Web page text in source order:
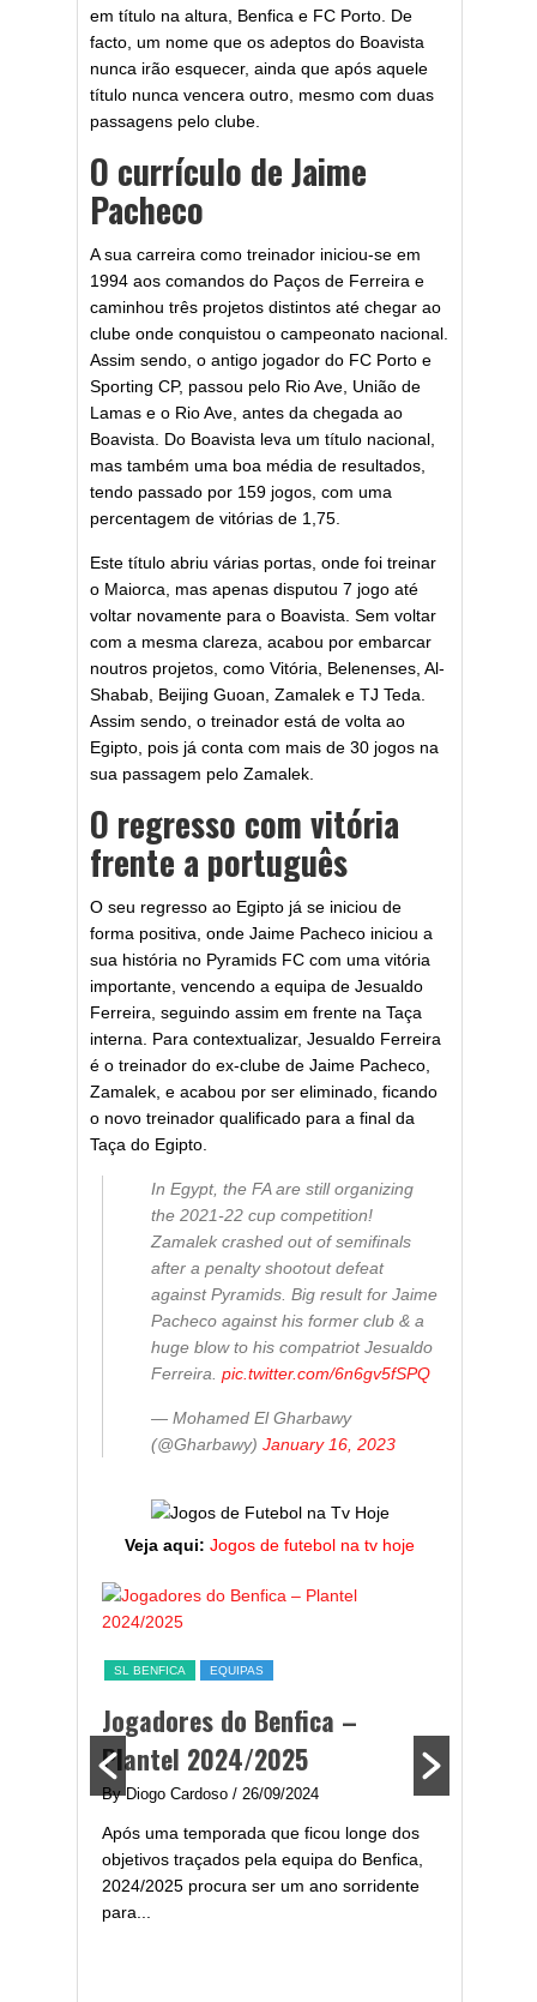
em título na altura, Benfica e FC Porto. De
facto, um nome que os adeptos do Boavista
nunca irão esquecer, ainda que após aquele
título nunca vencera outro, mesmo com duas
passagens pelo clube.
O currículo de Jaime
Pacheco
A sua carreira como treinador iniciou-se em
1994 aos comandos do Paços de Ferreira e
caminhou três projetos distintos até chegar ao
clube onde conquistou o campeonato nacional.
Assim sendo, o antigo jogador do FC Porto e
Sporting CP, passou pelo Rio Ave, União de
Lamas e o Rio Ave, antes da chegada ao
Boavista. Do Boavista leva um título nacional,
mas também uma boa média de resultados,
tendo passado por 159 jogos, com uma
percentagem de vitórias de 1,75.
Este título abriu várias portas, onde foi treinar
o Maiorca, mas apenas disputou 7 jogo até
voltar novamente para o Boavista. Sem voltar
com a mesma clareza, acabou por embarcar
noutros projetos, como Vitória, Belenenses, Al-
Shabab, Beijing Guoan, Zamalek e TJ Teda.
Assim sendo, o treinador está de volta ao
Egipto, pois já conta com mais de 30 jogos na
sua passagem pelo Zamalek.
O regresso com vitória
frente a português
O seu regresso ao Egipto já se iniciou de
forma positiva, onde Jaime Pacheco iniciou a
sua história no Pyramids FC com uma vitória
importante, vencendo a equipa de Jesualdo
Ferreira, seguindo assim em frente na Taça
interna. Para contextualizar, Jesualdo Ferreira
é o treinador do ex-clube de Jaime Pacheco,
Zamalek, e acabou por ser eliminado, ficando
o novo treinador qualificado para a final da
Taça do Egipto.
In Egypt, the FA are still organizing
the 2021-22 cup competition!
Zamalek crashed out of semifinals
after a penalty shootout defeat
against Pyramids. Big result for Jaime
Pacheco against his former club & a
huge blow to his compatriot Jesualdo
Ferreira. pic.twitter.com/6n6gv5fSPQ
— Mohamed El Gharbawy
(@Gharbawy) January 16, 2023
Veja aqui: Jogos de futebol na tv hoje
SL BENFICA EQUIPAS
Jogadores do Benfica –
Plantel 2024/2025
By Diogo Cardoso / 26/09/2024
Após uma temporada que ficou longe dos
objetivos traçados pela equipa do Benfica,
2024/2025 procura ser um ano sorridente
para...